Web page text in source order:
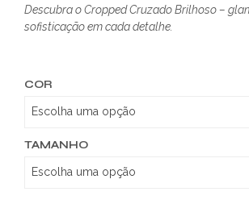
Descubra o Cropped Cruzado Brilhoso –
sofisticação em cada detalhe.
COR
TAMANHO